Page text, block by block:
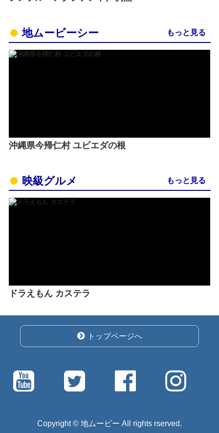
地ムービーシー もっと見る
沖縄県今帰仁村 ユビエダの根
映級グルメ もっと見る
ドラえもん カステラ
トップページへ
Copyright © 地ムービー All rights rserved.